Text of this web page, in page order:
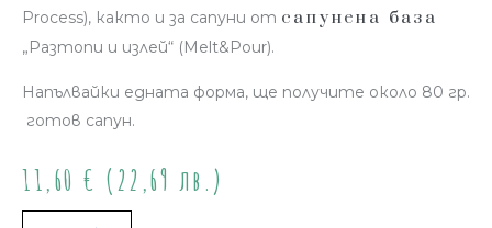
Process), както и за сапуни от сапунена база
„Разтопи и излей“ (Melt&Pour).
Напълвайки едната форма, ще получите около 80 гр.
готов сапун.
11,60 € (22,69 лв.)